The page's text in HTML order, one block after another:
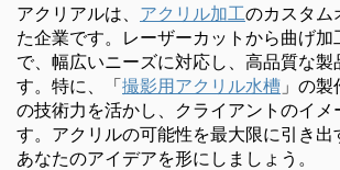
アクリアルは、 アクリル加工のカスタム
た企業です。レーザーカットから曲げ加
で、幅広いニーズに対応し、高品質な製
す。特に、「撮影用アクリル水槽 」の
の技術力を活かし、クライアントのイメ
す。アクリルの可能性を最大限に引き出
あなたのアイデアを形にしましょう。